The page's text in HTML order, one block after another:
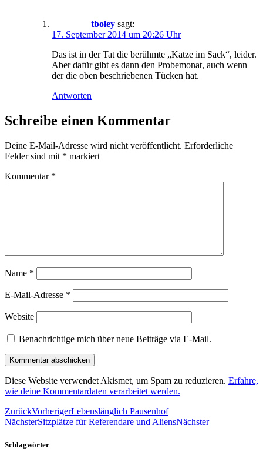
tboley sagt:
17. September 2014 um 20:26 Uhr
Das ist in der Tat die berühmte „Katze im Sack“, leider.
Aber dafür gibt es dann den Probemonat, auch wenn
der die oben beschriebenen Tücken hat.
Antworten
Schreibe einen Kommentar
Deine E-Mail-Adresse wird nicht veröffentlicht. Erforderliche
Felder sind mit * markiert
Kommentar *
Name *
E-Mail-Adresse *
Website
Benachrichtige mich über neue Beiträge via E-Mail.
Diese Website verwendet Akismet, um Spam zu reduzieren. Erfahre,
wie deine Kommentardaten verarbeitet werden.
ZurückVorherigerLebenslänglich Pausenhof
NächsterSitzplätze für Referendare und AliensNächster
Schlagwörter